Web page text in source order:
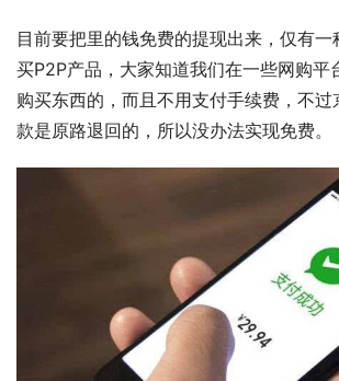
目前要把里的钱免费的提现出来，仅有
买P2P产品，大家知道我们在一些网购平
购买东西的，而且不用支付手续费，不过
款是原路退回的，所以没办法实现免费。